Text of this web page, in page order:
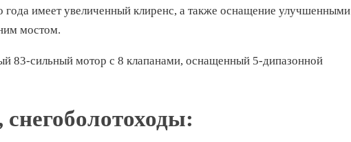
имеет увеличенный клиренс, а также оснащение улучшенными
мостом.
83-сильный мотор с 8 клапанами, оснащенный 5-дипазонной